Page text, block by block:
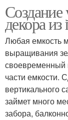
Создание
декора
Любая емкость
выращивания
своевременный
части емкости.
вертикального
займет много
забора,